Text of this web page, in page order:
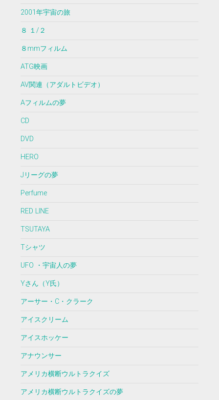
2001年宇宙の旅
８ １/２
８mmフィルム
ATG映画
AV関連（アダルトビデオ）
Aフィルムの夢
CD
DVD
HERO
Jリーグの夢
Perfume
RED LINE
TSUTAYA
Tシャツ
UFO ・宇宙人の夢
Yさん（Y氏）
アーサー・C・クラーク
アイスクリーム
アイスホッケー
アナウンサー
アメリカ横断ウルトラクイズ
アメリカ横断ウルトラクイズの夢